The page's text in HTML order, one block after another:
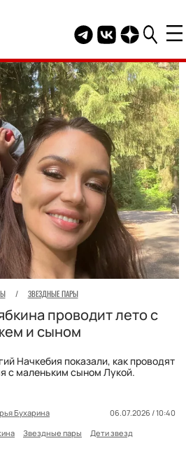
Telegram канал
Группа HELLO
Канал
/ ЗВЕЗДНЫЕ ПАРЫ
проводит лето с
и сыном
Начкебия показали, как проводят
с маленьким сыном Лукой.
Бухарина
06.07.2026 / 10:40
Звездные пары Дети звезд